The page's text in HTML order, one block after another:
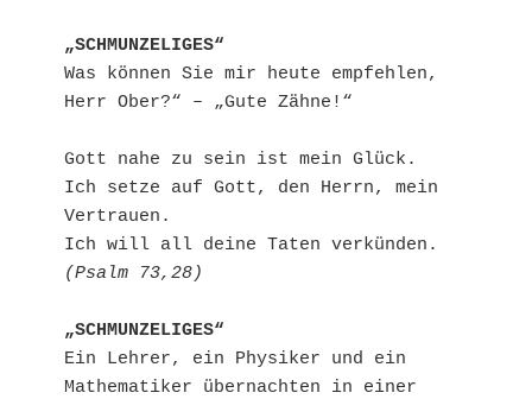
„SCHMUNZELIGES“
Was können Sie mir heute empfehlen,
Herr Ober?“ – „Gute Zähne!“
Gott nahe zu sein ist mein Glück.
Ich setze auf Gott, den Herrn, mein
Vertrauen.
(Psalm 73,28)
„SCHMUNZELIGES“
Ein Lehrer, ein Physiker und ein
Mathematiker übernachten in einer